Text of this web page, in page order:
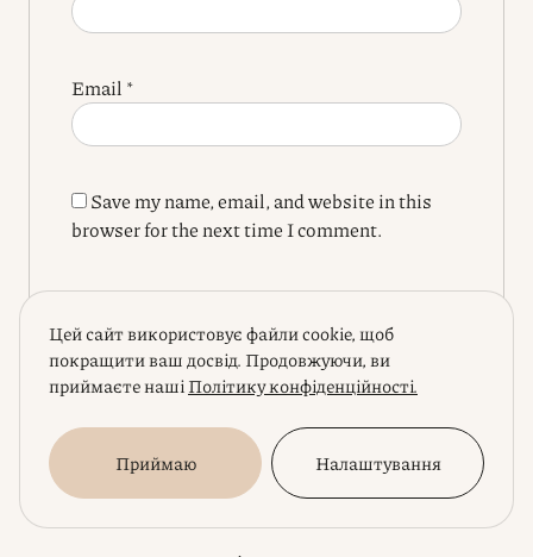
Email *
Save my name, email, and website in this
browser for the next time I comment.
Цей сайт використовує файли cookie, щоб
покращити ваш досвід. Продовжуючи, ви
приймаєте нашіПолітику конфіденційності.
Приймаю Налаштування